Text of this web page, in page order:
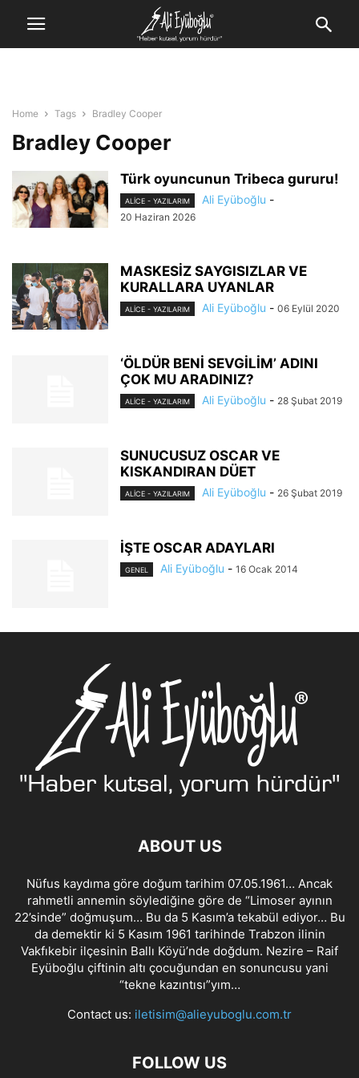
Home Tags Bradley Cooper
Bradley Cooper
Türk oyuncunun Tribeca gururu!
ALİCE - YAZILARIM Ali Eyüboğlu -
20 Haziran 2026
MASKESİZ SAYGISIZLAR VE
KURALLARA UYANLAR
ALİCE - YAZILARIM Ali Eyüboğlu - 06 Eylül 2020
‘ÖLDÜR BENİ SEVGİLİM’ ADINI
ÇOK MU ARADINIZ?
ALİCE - YAZILARIM Ali Eyüboğlu - 28 Şubat 2019
SUNUCUSUZ OSCAR VE
KISKANDIRAN DÜET
ALİCE - YAZILARIM Ali Eyüboğlu - 26 Şubat 2019
İŞTE OSCAR ADAYLARI
GENEL Ali Eyüboğlu - 16 Ocak 2014
ABOUT US
Nüfus kaydıma göre doğum tarihim 07.05.1961… Ancak
rahmetli annemin söylediğine göre de “Limoser ayının
22’sinde” doğmuşum… Bu da 5 Kasım’a tekabül ediyor… Bu
da demektir ki 5 Kasım 1961 tarihinde Trabzon ilinin
Vakfıkebir ilçesinin Ballı Köyü’nde doğdum. Nezire – Raif
Eyüboğlu çiftinin altı çocuğundan en sonuncusu yani
“tekne kazıntısı”yım…
Contact us: iletisim@alieyuboglu.com.tr
FOLLOW US